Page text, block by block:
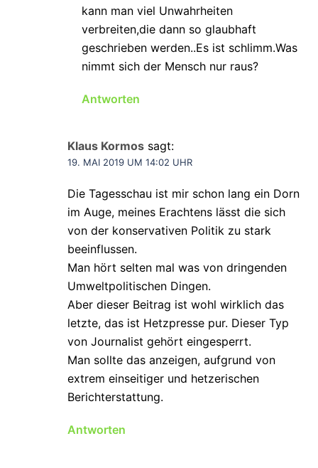
kann man viel Unwahrheiten
verbreiten,die dann so glaubhaft
geschrieben werden..Es ist schlimm.Was
nimmt sich der Mensch nur raus?
Antworten
Klaus Kormos sagt:
19. MAI 2019 UM 14:02 UHR
Die Tagesschau ist mir schon lang ein Dorn
im Auge, meines Erachtens lässt die sich
von der konservativen Politik zu stark
beeinflussen.
Man hört selten mal was von dringenden
Umweltpolitischen Dingen.
Aber dieser Beitrag ist wohl wirklich das
letzte, das ist Hetzpresse pur. Dieser Typ
von Journalist gehört eingesperrt.
Man sollte das anzeigen, aufgrund von
extrem einseitiger und hetzerischen
Berichterstattung.
Antworten